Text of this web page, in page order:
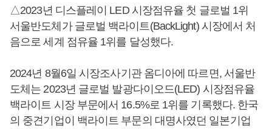
△2023년 디스플레이 LED 시장점유율 첫 글로벌 1위
서울반도체가 글로벌 백라이트(BackLight) 시장에서 처
음으로 세계 점유율 1위를 달성했다.
2024년 8월6일 시장조사기관 옴디아에 따르면, 서울반
도체는 2023년 글로벌 발광다이오드(LED) 시장점유율
백라이트 시장 부문에서 16.5%로 1위를 기록했다. 한국
의 중견기업이 백라이트 부문의 대명사였던 일본기업